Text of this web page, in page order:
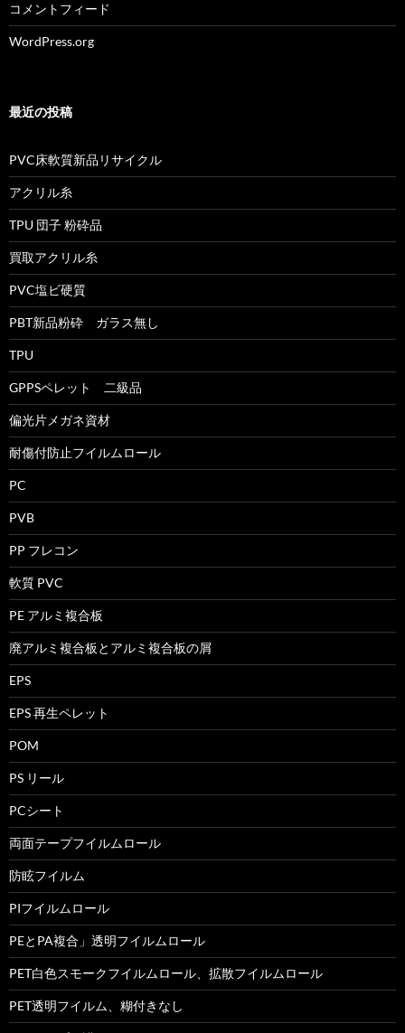
コメントフィード
WordPress.org
最近の投稿
PVC床軟質新品リサイクル
アクリル糸
TPU 団子 粉砕品
買取アクリル糸
PVC塩ビ硬質
PBT新品粉砕 ガラス無し
TPU
GPPSペレット 二級品
偏光片メガネ資材
耐傷付防止フイルムロール
PC
PVB
PP フレコン
軟質 PVC
PE アルミ複合板
廃アルミ複合板とアルミ複合板の屑
EPS
EPS 再生ペレット
POM
PS リール
PCシート
両面テープフイルムロール
防眩フイルム
PIフイルムロール
PEとPA複合」透明フイルムロール
PET白色スモークフイルムロール、拡散フイルムロール
PET透明フイルム、糊付きなし